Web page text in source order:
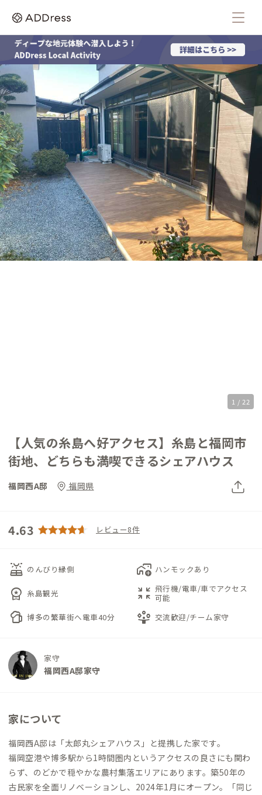
1 / 22
【人気の糸島へ好アクセス】糸島と福岡市
街地、どちらも満喫できるシェアハウス
福岡西A邸 福岡県
4.63 レビュー8件
solar_power のんびり縁側 add_home_work ハンモックあり
workspace_premium 糸島観光 zoom_in_map 飛行機/電車/車でアクセス
可能
sports_bar 博多の繁華街へ電車40分 person_play 交流歓迎/チーム家守
家守
福岡西A邸家守
家について
福岡西A邸は「太郎丸シェアハウス」と提携した家です。
福岡空港や博多駅から1時間圏内というアクセスの良さにも関わ
らず、のどかで穏やかな農村集落エリアにあります。築50年の
古民家を全面リノベーションし、2024年1月にオープン。「同じ